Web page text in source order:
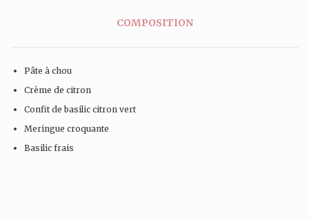
COMPOSITION
Pâte à chou
Crème de citron
Confit de basilic citron vert
Meringue croquante
Basilic frais